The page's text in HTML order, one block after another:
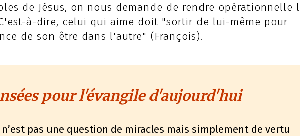
de Jésus, on nous demande de rendre opérationnelle
à-dire, celui qui aime doit "sortir de lui-même pour
de son être dans l'autre" (François).
pour l'évangile d'aujourd'hui
n’est pas une question de miracles mais simplement de vertu